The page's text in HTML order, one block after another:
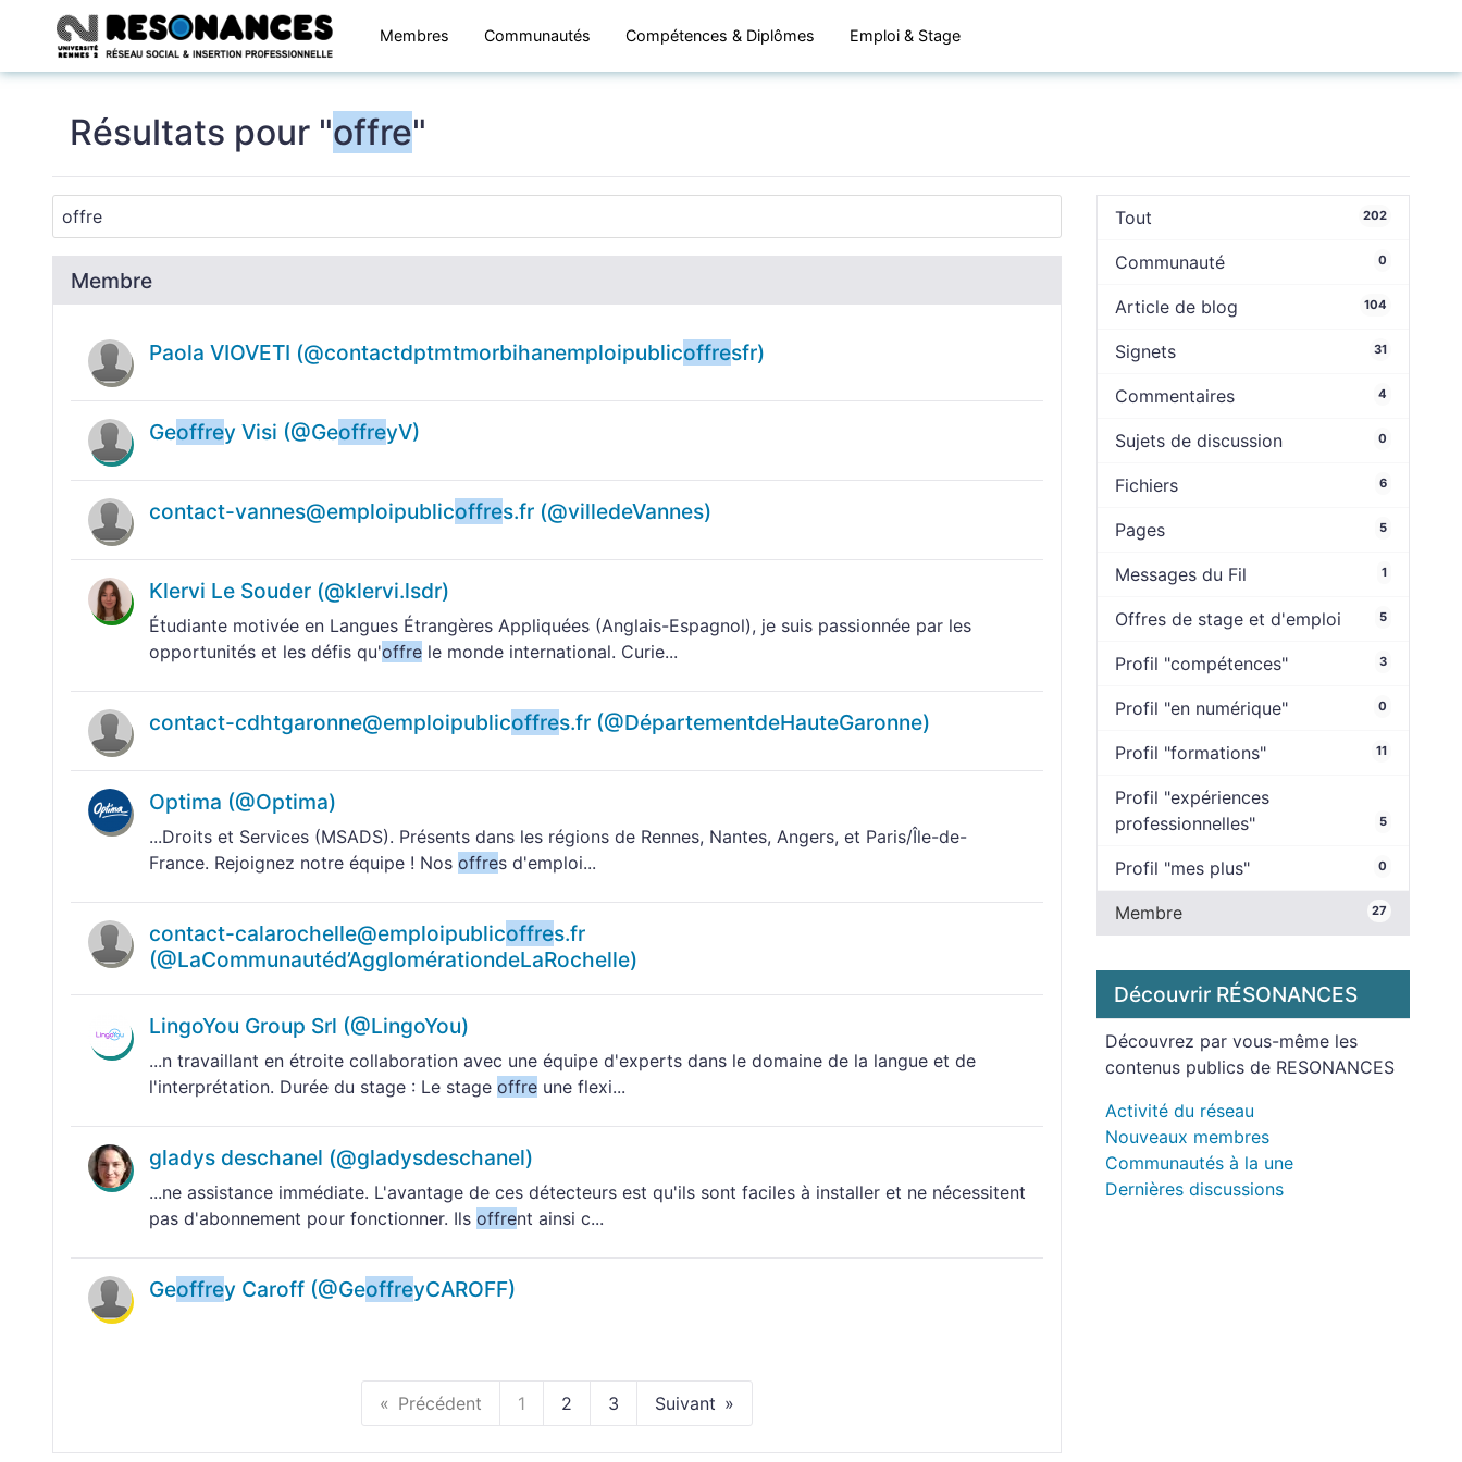
Membres Communautés Compétences & Diplômes Emploi & Stage
Résultats pour "offre"
Membre
Paola VIOVETI (@contactdptmtmorbihanemploipublicoffresfr)
Geoffrey Visi (@GeoffreyV)
contact-vannes@emploipublicoffres.fr (@villedeVannes)
Klervi Le Souder (@klervi.lsdr)
Étudiante motivée en Langues Étrangères Appliquées (Anglais-Espagnol), je suis passionnée par les
opportunités et les défis qu'offre le monde international. Curie...
contact-cdhtgaronne@emploipublicoffres.fr (@DépartementdeHauteGaronne)
Optima (@Optima)
...Droits et Services (MSADS). Présents dans les régions de Rennes, Nantes, Angers, et Paris/Île-de-
France. Rejoignez notre équipe ! Nos offres d'emploi...
contact-calarochelle@emploipublicoffres.fr
(@LaCommunautéd’AgglomérationdeLaRochelle)
LingoYou Group Srl (@LingoYou)
...n travaillant en étroite collaboration avec une équipe d'experts dans le domaine de la langue et de
l'interprétation. Durée du stage : Le stage offre une flexi...
gladys deschanel (@gladysdeschanel)
...ne assistance immédiate. L'avantage de ces détecteurs est qu'ils sont faciles à installer et ne nécessitent
pas d'abonnement pour fonctionner. Ils offrent ainsi c...
Geoffrey Caroff (@GeoffreyCAROFF)
Précédent 1 2 3 Suivant
Tout 202
Communauté 0
Article de blog 104
Signets 31
Commentaires 4
Sujets de discussion 0
Fichiers 6
Pages 5
Messages du Fil 1
Offres de stage et d'emploi 5
Profil "compétences" 3
Profil "en numérique" 0
Profil "formations" 11
Profil "expériences
professionnelles"
5
Profil "mes plus" 0
Membre 27
Découvrir RÉSONANCES
Découvrez par vous-même les
contenus publics de RESONANCES
Activité du réseau
Nouveaux membres
Communautés à la une
Dernières discussions